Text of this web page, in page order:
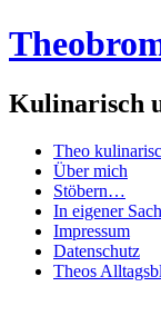
Kulinarisch
Menü
Zum
Inhalt
springen
Theo
Über mich
Stöbern…
In eigener
Impressum
Datenschutz
Theos